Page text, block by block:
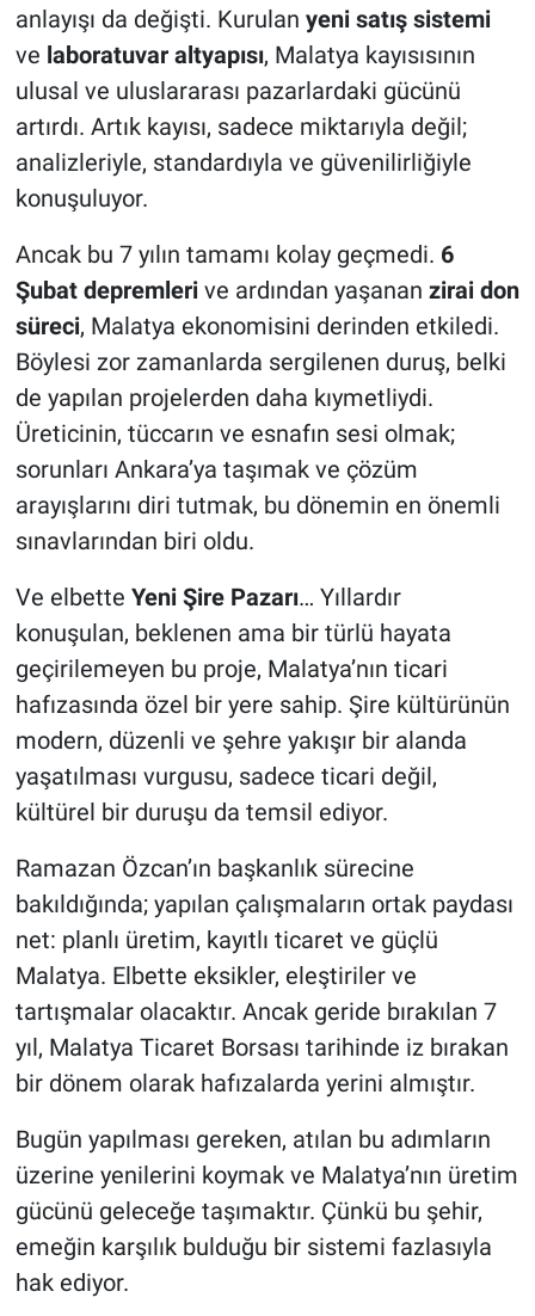
anlayışı da değişti. Kurulan yeni satış sistemi
ve laboratuvar altyapısı, Malatya kayısısının
ulusal ve uluslararası pazarlardaki gücünü
artırdı. Artık kayısı, sadece miktarıyla değil;
analizleriyle, standardıyla ve güvenilirliğiyle
konuşuluyor.
Ancak bu 7 yılın tamamı kolay geçmedi. 6
Şubat depremlerive ardından yaşanan zirai don
süreci, Malatya ekonomisini derinden etkiledi.
Böylesi zor zamanlarda sergilenen duruş, belki
de yapılan projelerden daha kıymetliydi.
Üreticinin, tüccarın ve esnafın sesi olmak;
sorunları Ankara’ya taşımak ve çözüm
arayışlarını diri tutmak, bu dönemin en önemli
sınavlarından biri oldu.
Ve elbette Yeni Şire Pazarı… Yıllardır
konuşulan, beklenen ama bir türlü hayata
geçirilemeyen bu proje, Malatya’nın ticari
hafızasında özel bir yere sahip. Şire kültürünün
modern, düzenli ve şehre yakışır bir alanda
yaşatılması vurgusu, sadece ticari değil,
kültürel bir duruşu da temsil ediyor.
Ramazan Özcan’ın başkanlık sürecine
bakıldığında; yapılan çalışmaların ortak paydası
net: planlı üretim, kayıtlı ticaret ve güçlü
Malatya. Elbette eksikler, eleştiriler ve
tartışmalar olacaktır. Ancak geride bırakılan 7
yıl, Malatya Ticaret Borsası tarihinde iz bırakan
bir dönem olarak hafızalarda yerini almıştır.
Bugün yapılması gereken, atılan bu adımların
üzerine yenilerini koymak ve Malatya’nın üretim
gücünü geleceğe taşımaktır. Çünkü bu şehir,
emeğin karşılık bulduğu bir sistemi fazlasıyla
hak ediyor.